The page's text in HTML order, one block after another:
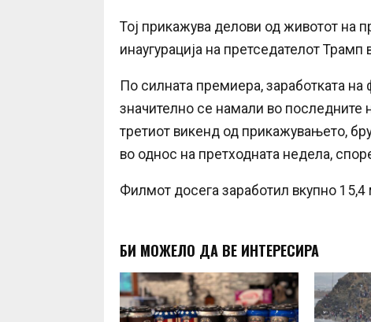
Тој прикажува делови од животот на
инаугурација на претседателот Трамп
По силната премиера, заработката на
значително се намали во последните
третиот викенд од прикажувањето,
во однос на претходната недела,
Филмот досега заработил вкупно
БИ МОЖЕЛО ДА ВЕ ИНТЕРЕСИРА